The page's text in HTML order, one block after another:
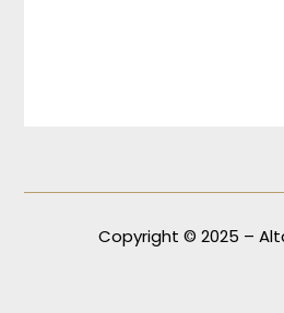
Copyright © 2025 –